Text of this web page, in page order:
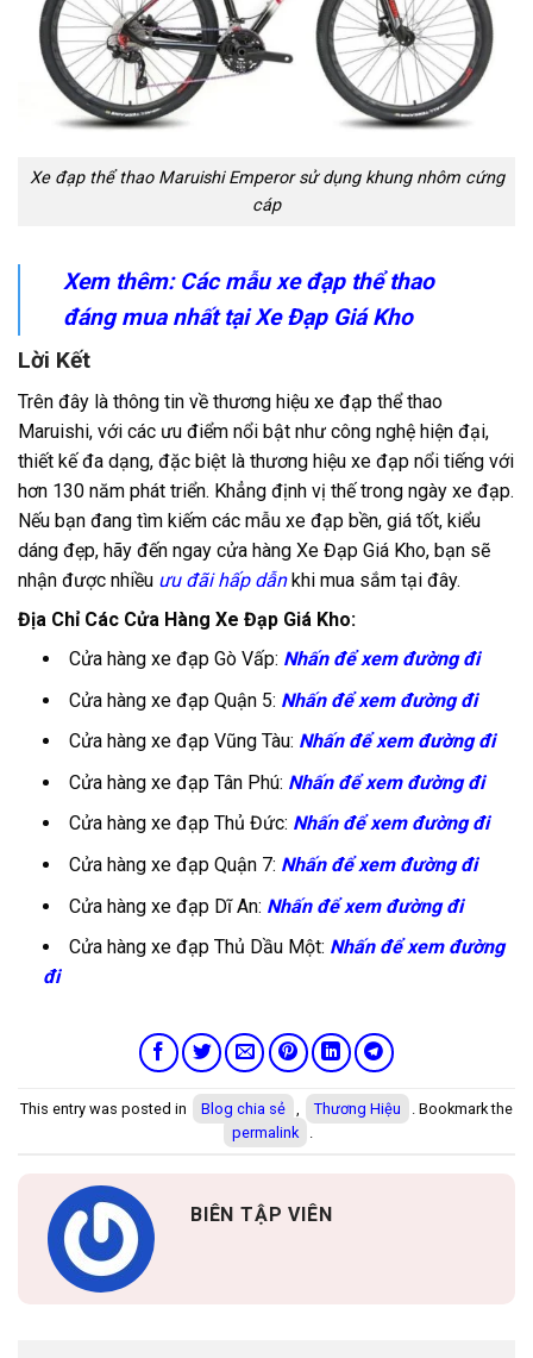
Xe đạp thể thao Maruishi Emperor sử dụng khung nhôm cứng
cáp
Xem thêm: Các mẫu xe đạp thể thao
đáng mua nhất tại Xe Đạp Giá Kho
Lời Kết
Trên đây là thông tin về thương hiệu xe đạp thể thao
Maruishi, với các ưu điểm nổi bật như công nghệ hiện đại,
thiết kế đa dạng, đặc biệt là thương hiệu xe đạp nổi tiếng với
hơn 130 năm phát triển. Khẳng định vị thế trong ngày xe đạp.
Nếu bạn đang tìm kiếm các mẫu xe đạp bền, giá tốt, kiểu
dáng đẹp, hãy đến ngay cửa hàng Xe Đạp Giá Kho, bạn sẽ
nhận được nhiều ưu đãi hấp dẫn khi mua sắm tại đây.
Địa Chỉ Các Cửa Hàng Xe Đạp Giá Kho:
Cửa hàng xe đạp Gò Vấp: Nhấn để xem đường đi
Cửa hàng xe đạp Quận 5: Nhấn để xem đường đi
Cửa hàng xe đạp Vũng Tàu: Nhấn để xem đường đi
Cửa hàng xe đạp Tân Phú: Nhấn để xem đường đi
Cửa hàng xe đạp Thủ Đức: Nhấn để xem đường đi
Cửa hàng xe đạp Quận 7: Nhấn để xem đường đi
Cửa hàng xe đạp Dĩ An: Nhấn để xem đường đi
Cửa hàng xe đạp Thủ Dầu Một: Nhấn để xem đường
đi
This entry was posted in Blog chia sẻ Thương Hiệu
. Bookmark the
permalink
BIÊN TẬP VIÊN